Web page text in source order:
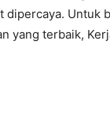
dipercaya. Untuk
yang terbaik,